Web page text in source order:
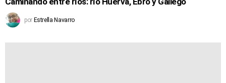
por Estrella Navarro